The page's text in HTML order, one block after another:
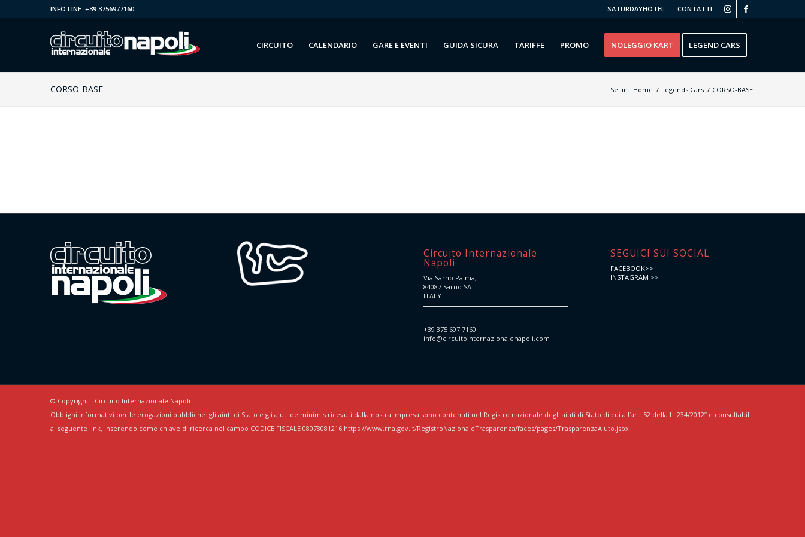
SATURDAYHOTEL CONTATTI
INFO LINE: +39 3756977160
CIRCUITO CALENDARIO GARE E EVENTI GUIDA SICURA TARIFFE PROMO NOLEGGIO KART LEGEND CARS
CORSO-BASE Sei in: Home / Legends Cars / CORSO-BASE
Circuito Internazionale
Napoli
Via Sarno Palma,
84087 Sarno SA
ITALY
+39 375 697 7160
info@circuitointernazionalenapoli.com
SEGUICI SUI SOCIAL
FACEBOOK>>
INSTAGRAM >>
© Copyright - Circuito Internazionale Napoli
Obblighi informativi per le erogazioni pubbliche: gli aiuti di Stato e gli aiuti de minimis ricevuti dalla nostra impresa sono contenuti nel Registro nazionale degli aiuti di Stato di cui all’art. 52 della L. 234/2012” e consultabili
al seguente link, inserendo come chiave di ricerca nel campo CODICE FISCALE 08078081216 https://www.rna.gov.it/RegistroNazionaleTrasparenza/faces/pages/TrasparenzaAiuto.jspx